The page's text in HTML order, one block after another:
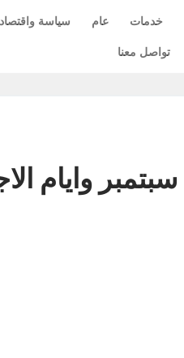
خدمات عام سياسة واقتصاد
تواصل معنا
وزارة التعليم تعلن بداية الدراسة 28